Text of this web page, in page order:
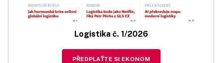
Logistika č. 1/2026
PŘEDPLAŤTE SI EKONOM